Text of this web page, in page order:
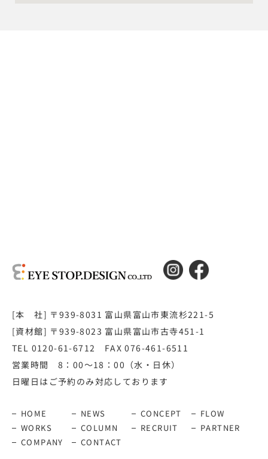
[本 社] 〒939-8031 富山県富山市東流杉221-5
[資材館] 〒939-8023 富山県富山市古寺451-1
TEL 0120-61-6712 FAX 076-461-6511
営業時間 8：00～18：00（水・日休）
日曜日はご予約のみ対応しております
HOME NEWS CONCEPT
FLOW
WORKS
COLUMN RECRUIT
PARTNER
COMPANY
CONTACT